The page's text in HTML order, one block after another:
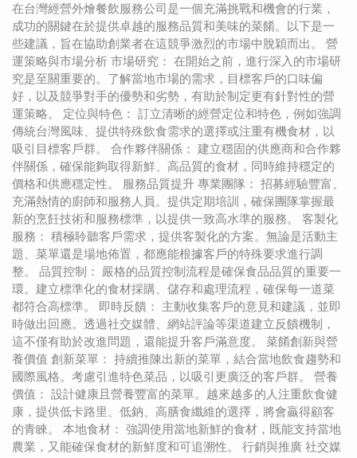
在台灣經營外燴餐飲服務公司是一個充滿挑戰和機會的行業，
成功的關鍵在於提供卓越的服務品質和美味的菜餚。以下是一
些建議，旨在協助創業者在這競爭激烈的市場中脫穎而出。 營
運策略與市場分析 市場研究： 在開始之前，進行深入的市場研
究是至關重要的。了解當地市場的需求，目標客戶的口味偏
好，以及競爭對手的優勢和劣勢，有助於制定更有針對性的營
運策略。 定位與特色： 訂立清晰的經營定位和特色，例如強調
傳統台灣風味、提供特殊飲食需求的選擇或注重有機食材，以
吸引目標客戶群。 合作夥伴關係： 建立穩固的供應商和合作夥
伴關係，確保能夠取得新鮮、高品質的食材，同時維持穩定的
價格和供應穩定性。 服務品質提升 專業團隊： 招募經驗豐富、
充滿熱情的廚師和服務人員。提供定期培訓，確保團隊掌握最
新的烹飪技術和服務標準，以提供一致高水準的服務。 客製化
服務： 積極聆聽客戶需求，提供客製化的方案。無論是活動主
題、菜單還是場地佈置，都應能根據客戶的特殊要求進行調
整。 品質控制： 嚴格的品質控制流程是確保食品品質的重要一
環。建立標準化的食材採購、儲存和處理流程，確保每一道菜
都符合高標準。 即時反饋： 主動收集客戶的意見和建議，並即
時做出回應。透過社交媒體、網站評論等渠道建立反饋機制，
這不僅有助於改進問題，還能提升客戶滿意度。 菜餚創新與營
養價值 創新菜單： 持續推陳出新的菜單，結合當地飲食趨勢和
國際風格。考慮引進特色菜品，以吸引更廣泛的客戶群。 營養
價值： 設計健康且營養豐富的菜單。越來越多的人注重飲食健
康，提供低卡路里、低鈉、高膳食纖維的選擇，將會贏得顧客
的青睞。 本地食材： 強調使用當地新鮮的食材，既能支持當地
農業，又能確保食材的新鮮度和可追溯性。 行銷與推廣 社交媒